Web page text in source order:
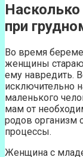
при
Во время
женщины
ему навредить.
исключительно
маленького
мам от
родов организм
процессы.
Женщина с